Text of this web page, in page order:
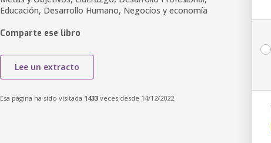
Educación, Desarrollo Humano, Negocios y economía
Comparte ese libro
Lee un extracto
Esa página ha sido visitada 1433 veces desde 14/12/2022